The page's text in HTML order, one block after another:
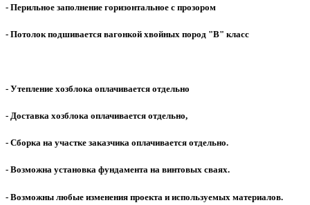
- Перильное заполнение горизонтальное с прозором
- Потолок подшивается вагонкой хвойных пород "В" класс
- Утепление хозблока оплачивается отдельно
- Доставка хозблока оплачивается отдельно,
- Сборка на участке заказчика оплачивается отдельно.
- Возможна установка фундамента на винтовых сваях.
- Возможны любые изменения проекта и используемых материалов.